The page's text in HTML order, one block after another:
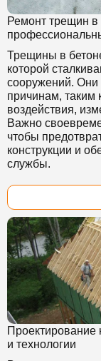
Ремонт трещин
Трещины в
которой
сооружений. Они
причинам, таким
воздействия,
Важно
чтобы
конструкции и
службы.
и технологии